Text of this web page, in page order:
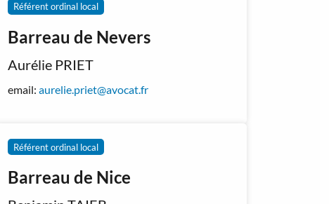
Référent ordinal local
Barreau de Nevers
Aurélie PRIET
email: aurelie.priet@avocat.fr
Référent ordinal local
Barreau de Nice